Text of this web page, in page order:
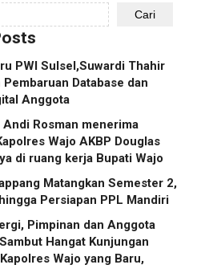
Cari
PWI Sulsel,Suwardi Thahir
Database dan
Anggota
Andi Rosman menerima
Wajo AKBP Douglas
di ruang kerja Bupati Wajo
Matangkan Semester 2,
Persiapan PPL Mandiri
Pimpinan dan Anggota
Hangat Kunjungan
Wajo yang Baru,